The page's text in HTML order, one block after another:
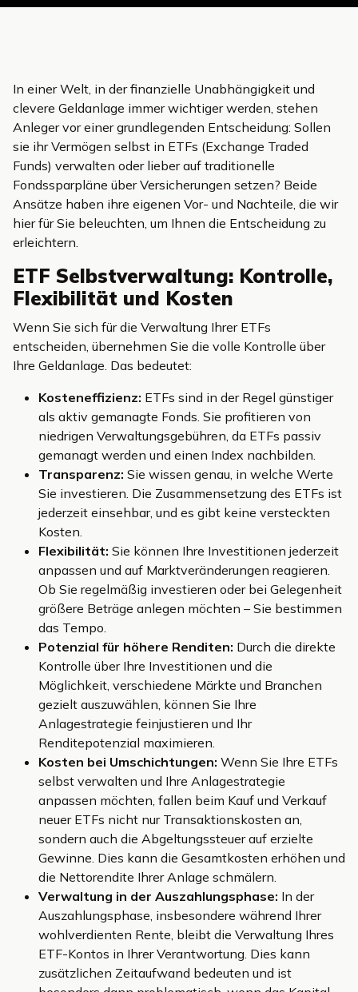
In einer Welt, in der finanzielle Unabhängigkeit und
clevere Geldanlage immer wichtiger werden, stehen
Anleger vor einer grundlegenden Entscheidung: Sollen
sie ihr Vermögen selbst in ETFs (Exchange Traded
Funds) verwalten oder lieber auf traditionelle
Fondssparpläne über Versicherungen setzen? Beide
Ansätze haben ihre eigenen Vor- und Nachteile, die wir
hier für Sie beleuchten, um Ihnen die Entscheidung zu
erleichtern.
ETF Selbstverwaltung: Kontrolle,
Flexibilität und Kosten
Wenn Sie sich für die Verwaltung Ihrer ETFs
entscheiden, übernehmen Sie die volle Kontrolle über
Ihre Geldanlage. Das bedeutet:
Kosteneffizienz: ETFs sind in der Regel günstiger
als aktiv gemanagte Fonds. Sie profitieren von
niedrigen Verwaltungsgebühren, da ETFs passiv
gemanagt werden und einen Index nachbilden.
Transparenz: Sie wissen genau, in welche Werte
Sie investieren. Die Zusammensetzung des ETFs ist
jederzeit einsehbar, und es gibt keine versteckten
Kosten.
Flexibilität: Sie können Ihre Investitionen jederzeit
anpassen und auf Marktveränderungen reagieren.
Ob Sie regelmäßig investieren oder bei Gelegenheit
größere Beträge anlegen möchten – Sie bestimmen
das Tempo.
Potenzial für höhere Renditen: Durch die direkte
Kontrolle über Ihre Investitionen und die
Möglichkeit, verschiedene Märkte und Branchen
gezielt auszuwählen, können Sie Ihre
Anlagestrategie feinjustieren und Ihr
Renditepotenzial maximieren.
Kosten bei Umschichtungen: Wenn Sie Ihre ETFs
selbst verwalten und Ihre Anlagestrategie
anpassen möchten, fallen beim Kauf und Verkauf
neuer ETFs nicht nur Transaktionskosten an,
sondern auch die Abgeltungssteuer auf erzielte
Gewinne. Dies kann die Gesamtkosten erhöhen und
die Nettorendite Ihrer Anlage schmälern.
Verwaltung in der Auszahlungsphase: In der
Auszahlungsphase, insbesondere während Ihrer
wohlverdienten Rente, bleibt die Verwaltung Ihres
ETF-Kontos in Ihrer Verantwortung. Dies kann
zusätzlichen Zeitaufwand bedeuten und ist